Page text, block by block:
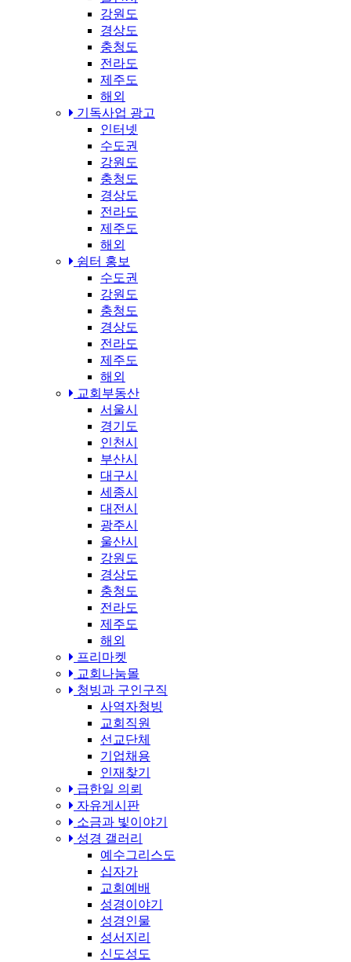
강원도
경상도
충청도
전라도
제주도
해외
기독사업 광고
인터넷
수도권
강원도
충청도
경상도
전라도
제주도
해외
쉼터 홍보
수도권
강원도
충청도
경상도
전라도
제주도
해외
교회부동산
서울시
경기도
인천시
부산시
대구시
세종시
대전시
광주시
울산시
강원도
경상도
충청도
전라도
제주도
해외
프리마켓
교회나눔몰
청빙과 구인구직
사역자청빙
교회직원
선교단체
기업채용
인재찾기
급한일 의뢰
자유게시판
소금과 빛이야기
성경 갤러리
예수그리스도
십자가
교회예배
성경이야기
성경인물
성서지리
신도성도